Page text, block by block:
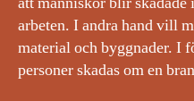
arbeten. I andra hand vill
material och byggnader. I
personer skadas om en